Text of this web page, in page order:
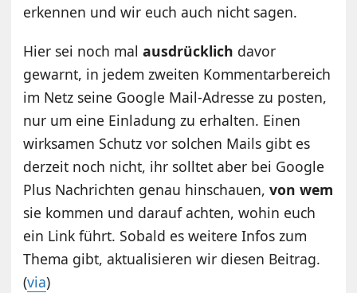
erkennen und wir euch auch nicht sagen.
Hier sei noch malausdrücklich davor
gewarnt, in jedem zweiten Kommentarbereich
im Netz seine Google Mail-Adresse zu posten,
nur um eine Einladung zu erhalten. Einen
wirksamen Schutz vor solchen Mails gibt es
derzeit noch nicht, ihr solltet aber bei Google
Plus Nachrichten genau hinschauen, von wem
sie kommen und darauf achten, wohin euch
ein Link führt. Sobald es weitere Infos zum
Thema gibt, aktualisieren wir diesen Beitrag.
(via)